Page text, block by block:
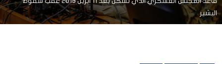
البشير